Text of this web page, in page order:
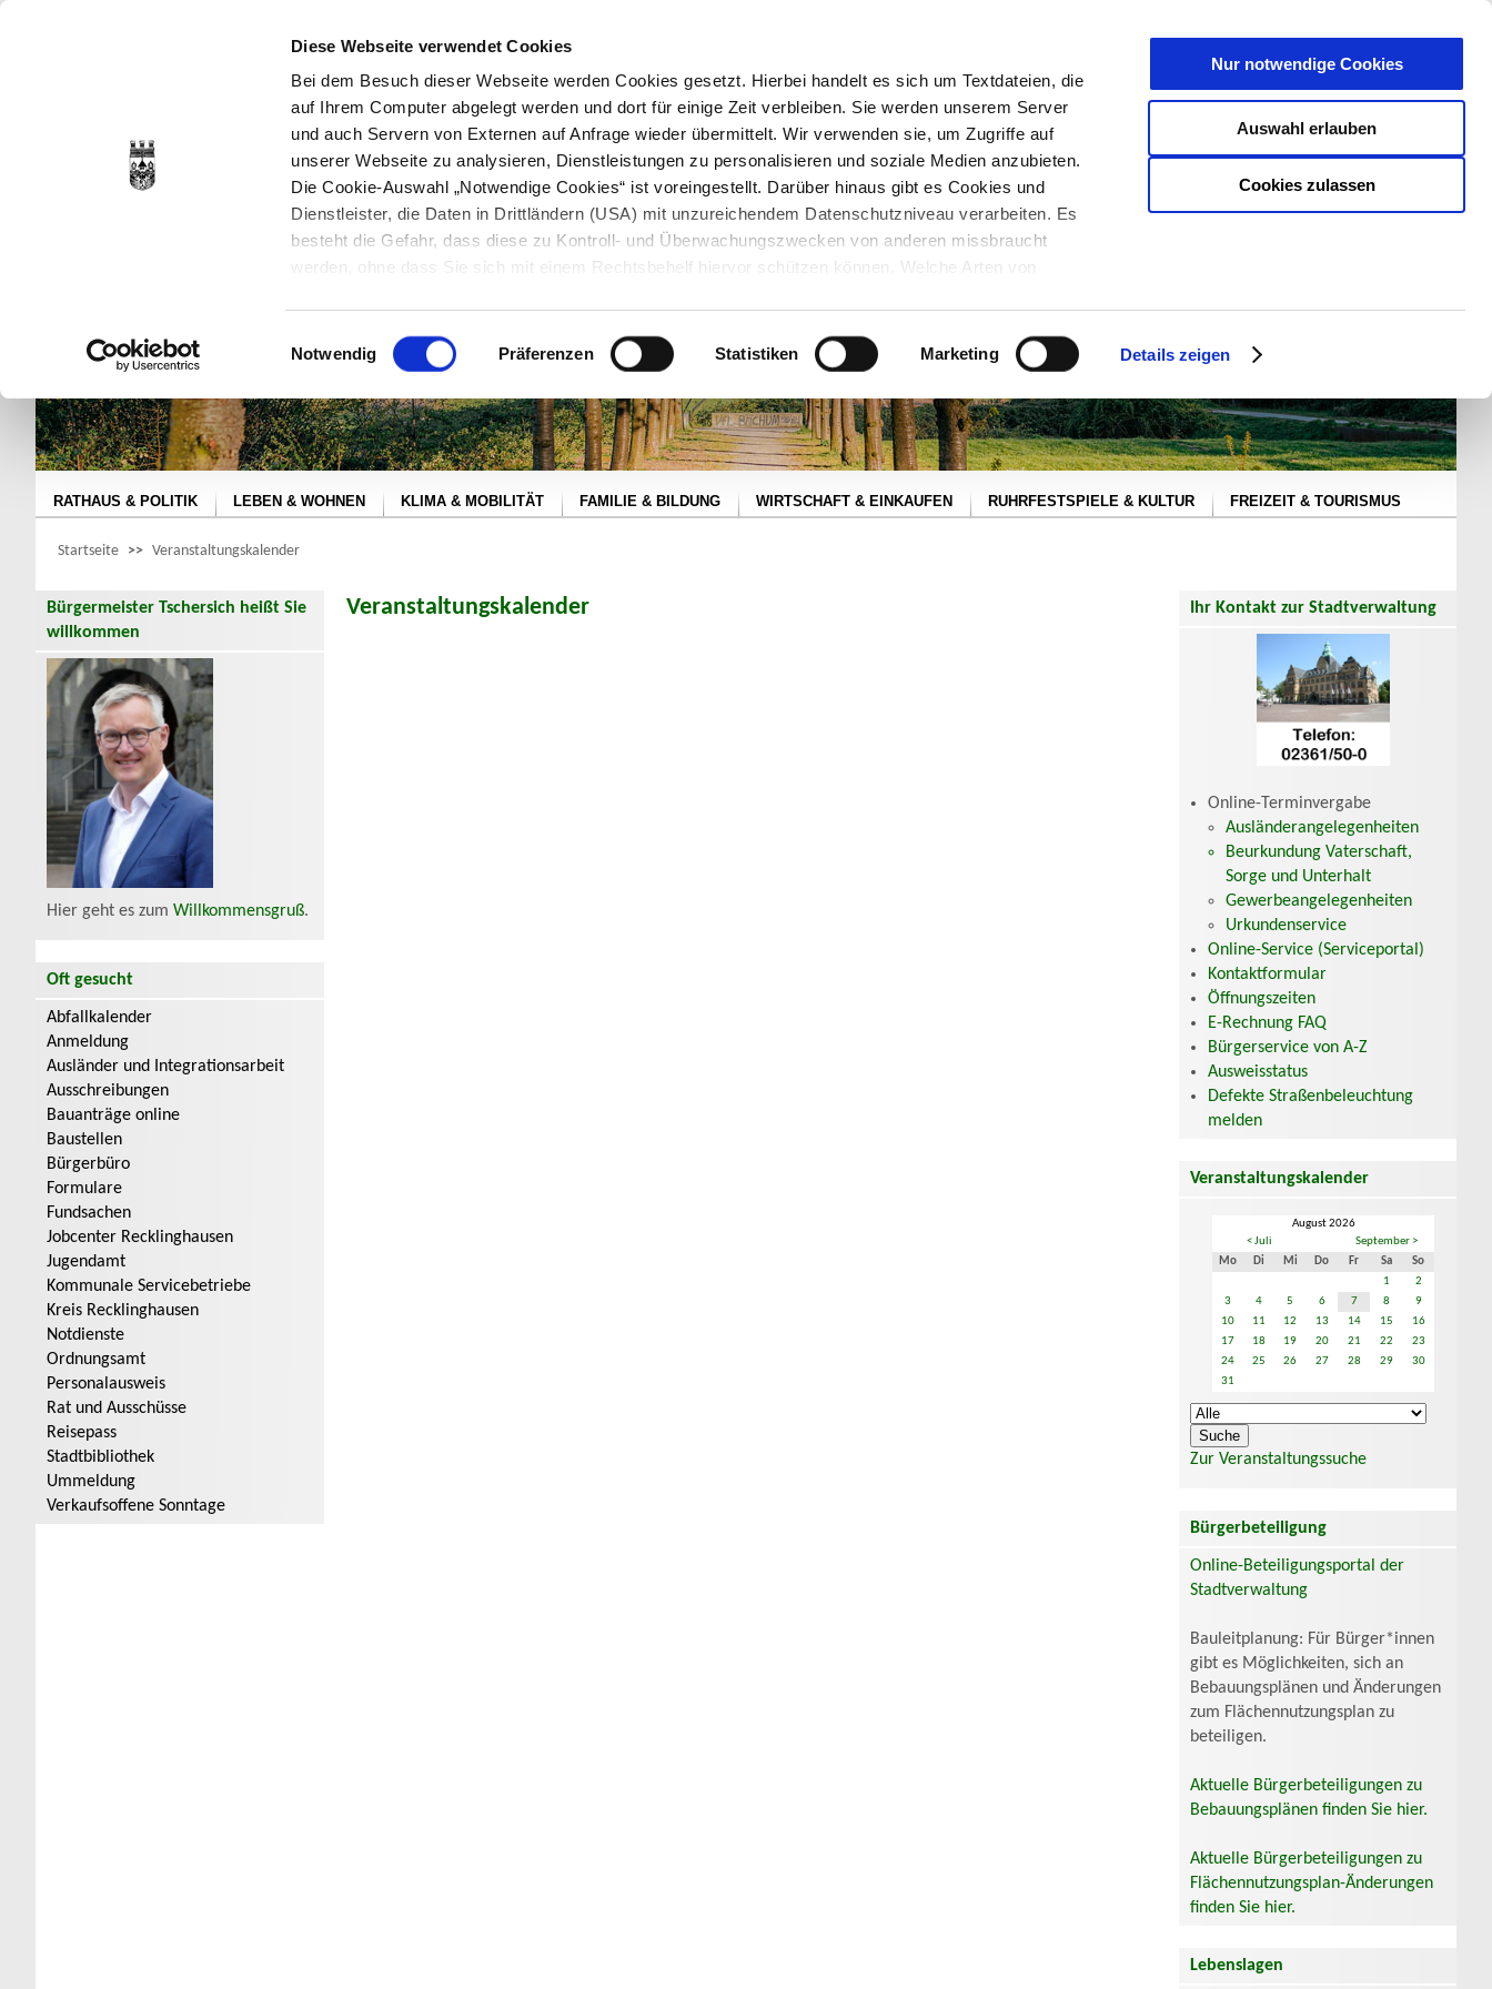
Diese Webseite verwendet Cookies
Bei dem Besuch dieser Webseite werden Cookies gesetzt. Hierbei handelt es sich um Textdateien, die
auf Ihrem Computer abgelegt werden und dort für einige Zeit verbleiben. Sie werden unserem Server
und auch Servern von Externen auf Anfrage wieder übermittelt. Wir verwenden sie, um Zugriffe auf
unserer Webseite zu analysieren, Dienstleistungen zu personalisieren und soziale Medien anzubieten.
Die Cookie-Auswahl „Notwendige Cookies“ ist voreingestellt. Darüber hinaus gibt es Cookies und
Dienstleister, die Daten in Drittländern (USA) mit unzureichendem Datenschutzniveau verarbeiten. Es
besteht die Gefahr, dass diese zu Kontroll- und Überwachungszwecken von anderen missbraucht
werden, ohne dass Sie sich mit einem Rechtsbehelf hiervor schützen können. Welche Arten von
Datenschutzerklärung
entnehmen. Die von Ihnen getroffene Auswahl der gewünschten Cookies kann
jederzeit mit Wirkung für die Zukunft angepasst oder
werden.
Einwilligungsauswahl
Notwendig Präferenzen Statistiken Marketing Details zeigen
Cookies zulassen
Auswahl erlauben
Nur notwendige Cookies
STARTSEITE
SCHRIFTGRÖßE:
RATHAUS & POLITIK LEBEN & WOHNEN KLIMA & MOBILITÄT FAMILIE & BILDUNG WIRTSCHAFT & EINKAUFEN RUHRFESTSPIELE & KULTUR FREIZEIT & TOURISMUS
Startseite >> Veranstaltungskalender
Bürgermeister Tschersich heißt Sie
willkommen
Hier geht es zum Willkommensgruß.
Oft gesucht
Abfallkalender
Anmeldung
Ausländer und Integrationsarbeit
Ausschreibungen
Bauanträge online
Baustellen
Bürgerbüro
Formulare
Fundsachen
Jobcenter Recklinghausen
Jugendamt
Kommunale Servicebetriebe
Kreis Recklinghausen
Notdienste
Ordnungsamt
Personalausweis
Rat und Ausschüsse
Reisepass
Stadtbibliothek
Ummeldung
Verkaufsoffene Sonntage
Veranstaltungskalender Ihr Kontakt zur Stadtverwaltung
Online-Terminvergabe
Ausländerangelegenheiten
Beurkundung Vaterschaft,
Sorge und Unterhalt
Gewerbeangelegenheiten
Urkundenservice
Online-Service (Serviceportal)
Kontaktformular
Öffnungszeiten
E-Rechnung FAQ
Bürgerservice von A-Z
Ausweisstatus
Defekte Straßenbeleuchtung
melden
Veranstaltungskalender
August 2026
< Juli
September >
Mo
Di Mi Do Fr Sa
So
1
2
3
4 5 6 7 8
9
10
11 12 13 14 15
16
17
18 19 20 21 22
23
24
25 26 27 28 29
30
31
Zur Veranstaltungssuche
Bürgerbeteiligung
Online-Beteiligungsportal der
Stadtverwaltung
Bauleitplanung: Für Bürger*innen
gibt es Möglichkeiten, sich an
Bebauungsplänen und Änderungen
zum Flächennutzungsplan zu
beteiligen.
Aktuelle Bürgerbeteiligungen zu
Bebauungsplänen finden Sie hier.
Aktuelle Bürgerbeteiligungen zu
Flächennutzungsplan-Änderungen
finden Sie hier.
Lebenslagen